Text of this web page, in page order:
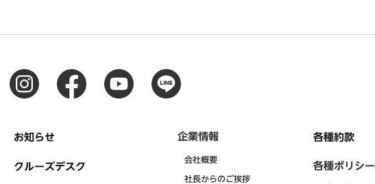
お知らせ
クルーズデスク
企業情報
会社概要
社⻑からのご挨拶
各種約款
各種ポリシー